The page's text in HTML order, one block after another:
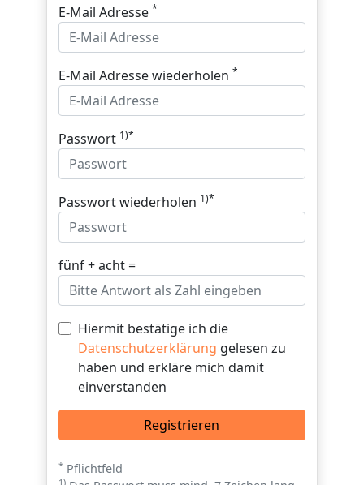
E-Mail Adresse*
E-Mail Adresse wiederholen*
Passwort 1)*
Passwort wiederholen 1)*
fünf + acht =
Hiermit bestätige ich die
Datenschutzerklärung gelesen zu
haben und erkläre mich damit
einverstanden
Registrieren
* Pflichtfeld
1)